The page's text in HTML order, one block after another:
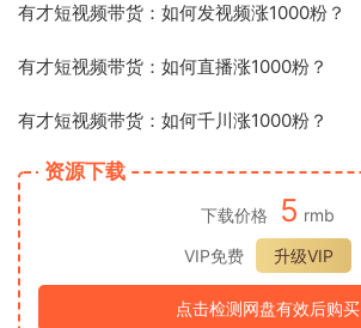
有才短视频带货：如何发视频涨1000粉？
有才短视频带货：如何直播涨1000粉？
有才短视频带货：如何千川涨1000粉？
资源下载
下载价格 5 rmb
VIP免费
升级VIP
点击检测网盘有效后购买